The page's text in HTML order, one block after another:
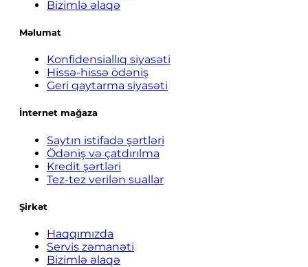
Bizimlə əlaqə
Məlumat
Konfidensiallıq siyasəti
Hissə-hissə ödəniş
Geri qaytarma siyasəti
İnternet mağaza
Saytın istifadə şərtləri
Ödəniş və çatdırılma
Kredit şərtləri
Tez-tez verilən suallar
Şirkət
Haqqımızda
Servis zəmanəti
Bizimlə əlaqə